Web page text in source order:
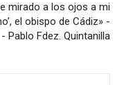
mirado a los ojos a mi
el obispo de Cádiz» -
- Pablo Fdez. Quintanilla